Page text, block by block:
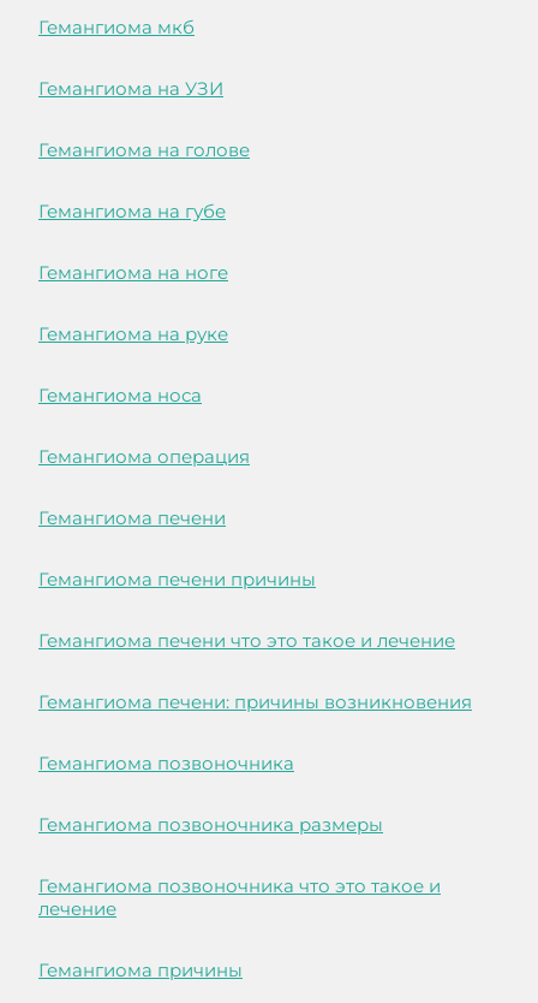
Гемангиома мкб
Гемангиома на УЗИ
Гемангиома на голове
Гемангиома на губе
Гемангиома на ноге
Гемангиома на руке
Гемангиома носа
Гемангиома операция
Гемангиома печени
Гемангиома печени причины
Гемангиома печени что это такое и лечение
Гемангиома печени: причины возникновения
Гемангиома позвоночника
Гемангиома позвоночника размеры
Гемангиома позвоночника что это такое и
лечение
Гемангиома причины